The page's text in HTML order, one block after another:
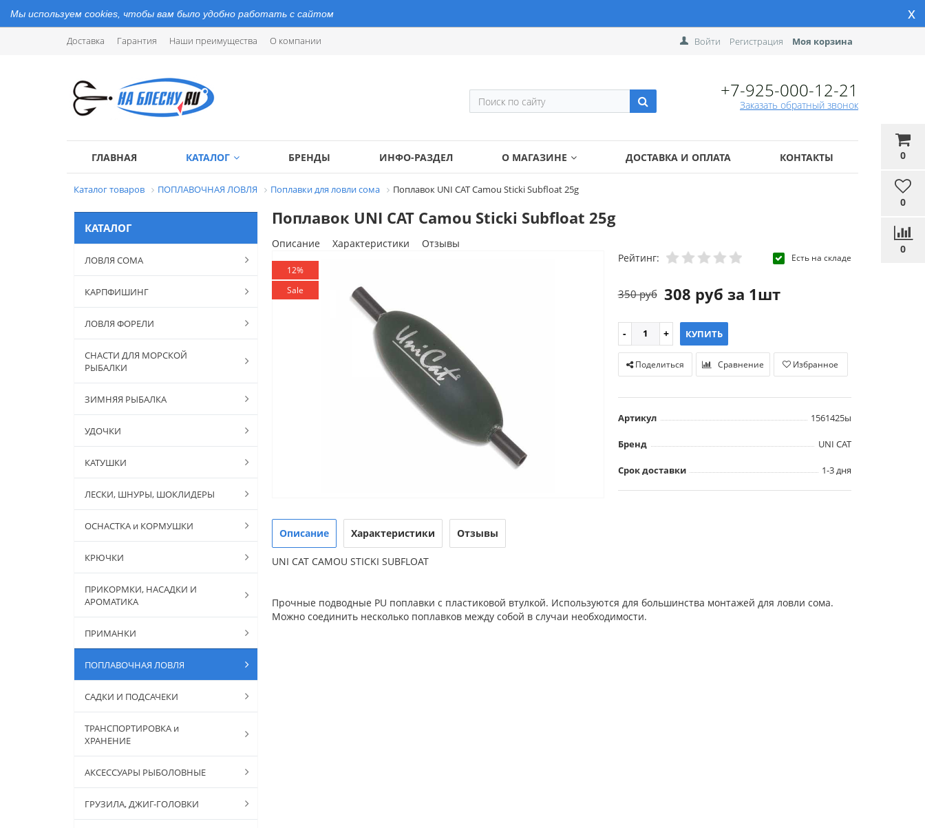
Мы используем cookies, чтобы вам было удобно работать с сайтом x
Доставка Гарантия Наши преимущества О компании
0
0
0
Войти Регистрация Моя корзина
+7-925-000-12-21
Заказать обратный звонок
ГЛАВНАЯ КАТАЛОГ БРЕНДЫ ИНФО-РАЗДЕЛ О МАГАЗИНЕ ДОСТАВКА И ОПЛАТА КОНТАКТЫ
Каталог товаров ПОПЛАВОЧНАЯ ЛОВЛЯ Поплавки для ловли сома Поплавок UNI CAT Camou Sticki Subfloat 25g
КАТАЛОГ
ЛОВЛЯ СОМА
КАРПФИШИНГ
ЛОВЛЯ ФОРЕЛИ
СНАСТИ ДЛЯ МОРСКОЙ
РЫБАЛКИ
ЗИМНЯЯ РЫБАЛКА
УДОЧКИ
КАТУШКИ
ЛЕСКИ, ШНУРЫ, ШОКЛИДЕРЫ
ОСНАСТКА и КОРМУШКИ
КРЮЧКИ
ПРИКОРМКИ, НАСАДКИ И
АРОМАТИКА
ПРИМАНКИ
ПОПЛАВОЧНАЯ ЛОВЛЯ
САДКИ И ПОДСАЧЕКИ
ТРАНСПОРТИРОВКА и
ХРАНЕНИЕ
АКСЕССУАРЫ РЫБОЛОВНЫЕ
ГРУЗИЛА, ДЖИГ-ГОЛОВКИ
Поплавок UNI CAT Camou Sticki Subfloat 25g
Описание Характеристики Отзывы
12%
Sale
Рейтинг: Есть на складе
308 руб за 1шт
350 руб
КУПИТЬ
Поделиться Сравнение Избранное
Артикул 1561425ы
Бренд UNI CAT
Срок доставки 1-3 дня
Описание Характеристики Отзывы
UNI CAT CAMOU STICKI SUBFLOAT
Прочные подводные PU поплавки с пластиковой втулкой. Используются для большинства монтажей для ловли сома.
Можно соединить несколько поплавков между собой в случаи необходимости.